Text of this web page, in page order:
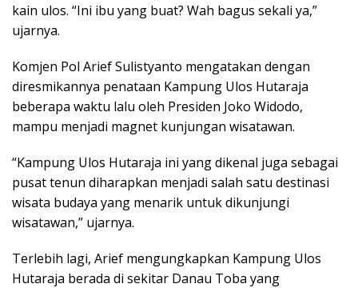
kain ulos. “Ini ibu yang buat? Wah bagus sekali ya,”
ujarnya.
Komjen Pol Arief Sulistyanto mengatakan dengan
diresmikannya penataan Kampung Ulos Hutaraja
beberapa waktu lalu oleh Presiden Joko Widodo,
mampu menjadi magnet kunjungan wisatawan.
“Kampung Ulos Hutaraja ini yang dikenal juga sebagai
pusat tenun diharapkan menjadi salah satu destinasi
wisata budaya yang menarik untuk dikunjungi
wisatawan,” ujarnya.
Terlebih lagi, Arief mengungkapkan Kampung Ulos
Hutaraja berada di sekitar Danau Toba yang